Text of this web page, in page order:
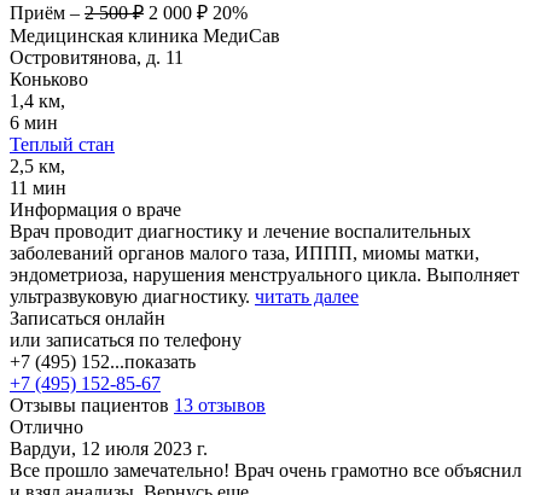
Приём – 2 500 ₽ 2 000 ₽ 20%
Медицинская клиника МедиСав
Островитянова, д. 11
Коньково
1,4 км,
6 мин
Теплый стан
2,5 км,
11 мин
Информация о враче
Врач проводит диагностику и лечение воспалительных
заболеваний органов малого таза, ИППП, миомы матки,
эндометриоза, нарушения менструального цикла. Выполняет
ультразвуковую диагностику. читать далее
Записаться онлайн
или записаться по телефону
+7 (495) 152...показать
+7 (495) 152-85-67
Отзывы пациентов 13 отзывов
Отлично
Вардуи, 12 июля 2023 г.
Все прошло замечательно! Врач очень грамотно все объяснил